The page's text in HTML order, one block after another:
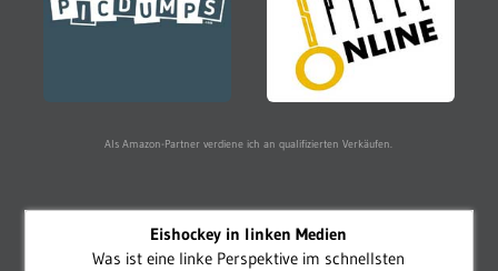
Als Amazon-Partner verdiene ich an qualifizierten Verkäufen.
Eishockey in linken Medien
Was ist eine linke Perspektive im schnellsten